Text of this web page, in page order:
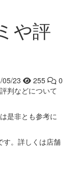
や評
05/23
255
0
判などについて
是非とも参考に
す。詳しくは店舗